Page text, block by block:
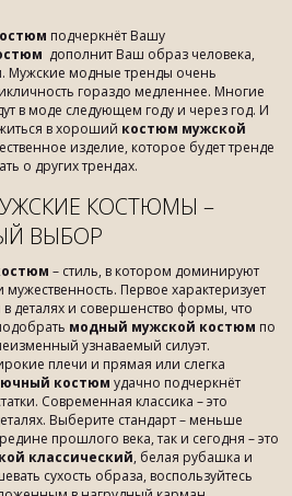
подчеркнёт Вашу
дополнит Ваш образ человека,
Мужские модные тренды очень
гораздо медленнее. Многие
в моде следующем году и через год. И
в хороший костюм мужской
изделие, которое будет тренде
о других трендах.
КОСТЮМЫ –
ВЫБОР
– стиль, в котором доминируют
мужественность. Первое характеризует
деталях и совершенство формы, что
модный мужской костюм по
узнаваемый силуэт.
плечи и прямая или слегка
костюм удачно подчеркнёт
Современная классика – это
Выберите стандарт – меньше
прошлого века, так и сегодня – это
классический, белая рубашка и
сухость образа, воспользуйтесь